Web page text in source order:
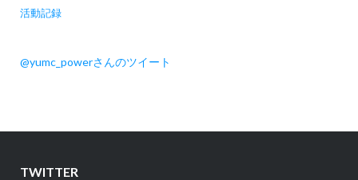
活動記録
@yumc_powerさんのツイート
TWITTER